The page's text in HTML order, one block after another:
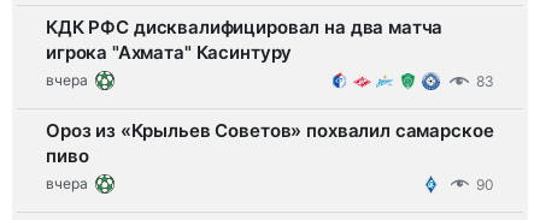
КДК РФС дисквалифицировал на два матча
игрока "Ахмата" Касинтуру
вчера 83
Ороз из «Крыльев Советов» похвалил самарское
пиво
вчера 90